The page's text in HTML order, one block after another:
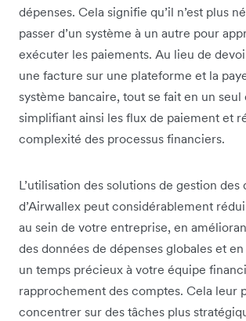
dépenses. Cela signifie qu’il n’est plus
passer d’un système à un autre pour
exécuter les paiements. Au lieu de
une facture sur une plateforme et la
système bancaire, tout se fait en un seul
simplifiant ainsi les flux de paiement et
complexité des processus financiers.
L’utilisation des solutions de gestion des
d’Airwallex peut considérablement
au sein de votre entreprise, en
des données de dépenses globales et
un temps précieux à votre équipe
rapprochement des comptes. Cela leur
concentrer sur des tâches plus